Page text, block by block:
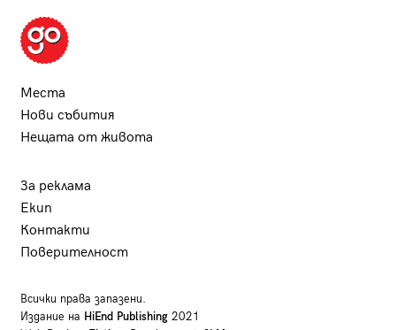
Места
Нови събития
Нещата от живота
За реклама
Екип
Контакти
Поверителност
Всички права запазени.
Издание на HiEnd Publishing2021